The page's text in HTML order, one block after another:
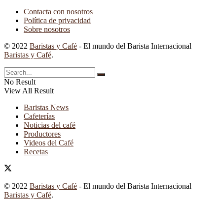
Contacta con nosotros
Política de privacidad
Sobre nosotros
© 2022 Baristas y Café - El mundo del Barista Internacional
Baristas y Café.
No Result
View All Result
Baristas News
Cafeterías
Noticias del café
Productores
Videos del Café
Recetas
© 2022 Baristas y Café - El mundo del Barista Internacional
Baristas y Café.